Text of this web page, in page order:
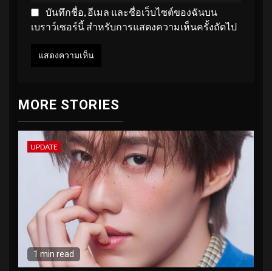
บันทึกชื่อ, อีเมล และชื่อเว็บไซต์ของฉันบน
เบราว์เซอร์นี้ สำหรับการแสดงความเห็นครั้งถัดไป
MORE STORIES
UPDATE
1 min read